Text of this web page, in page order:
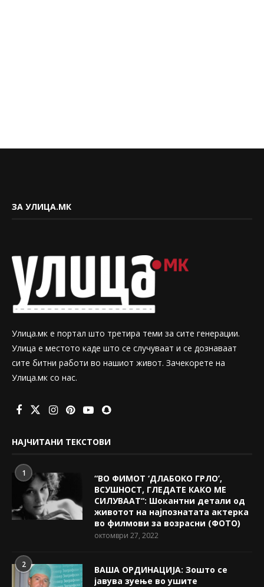
ЗА УЛИЦА.МК
Улица.мк е портал што третира теми за сите генерации.
Улица е местото каде што се случуваат и се дознаваат
сите битни работи во нашиот живот. Зачекорете на
Улица.мк со нас.
НАЈЧИТАНИ ТЕКСТОВИ
1
“ВО ФИМОТ ‘ДЛАБОКО ГРЛО’,
ВСУШНОСТ, ГЛЕДАТЕ КАКО МЕ
СИЛУВААТ“: Шокантни детали од
животот на најпознатата актерка
во филмови за возрасни (ФОТО)
октомври 27, 2022
2
ВАША ОРДИНАЦИЈА: Зошто се
јавува зуење во ушите